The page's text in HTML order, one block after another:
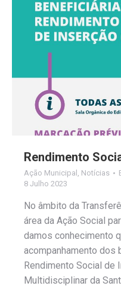
Rendimento
Ação Municipal , Notícias
8 Julho 2023
No âmbito da
área da Ação Social
damos conhecimento
acompanhamento dos
Rendimento Social de
Multidisciplinar da